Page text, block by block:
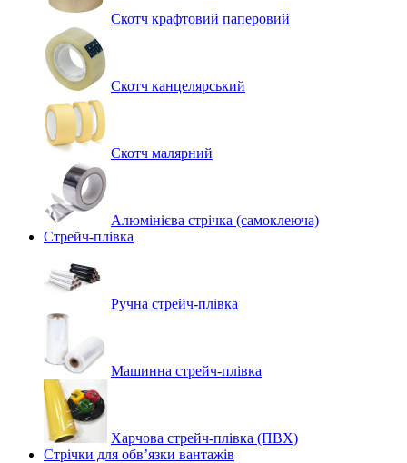
Скотч крафтовий паперовий
Скотч канцелярський
Скотч малярний
Алюмінієва стрічка (самоклеюча)
Стрейч-плівка
Ручна стрейч-плівка
Машинна стрейч‑плівка
Харчова стрейч-плівка (ПВХ)
Стрічки для обв’язки вантажів